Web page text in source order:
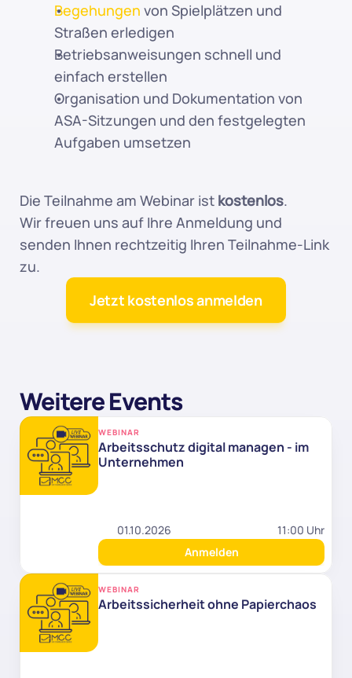
Begehungen von Spielplätzen und
Straßen erledigen
Betriebsanweisungen schnell und
einfach erstellen
Organisation und Dokumentation von
ASA-Sitzungen und den festgelegten
Aufgaben umsetzen
Die Teilnahme am Webinar ist kostenlos.
Wir freuen uns auf Ihre Anmeldung und
senden Ihnen rechtzeitig Ihren Teilnahme-Link
zu.
Jetzt kostenlos anmelden
Weitere Events
WEBINAR
Arbeitsschutz digital managen - im
Unternehmen
01.10.2026
11:00 Uhr
Anmelden
WEBINAR
Arbeitssicherheit ohne Papierchaos